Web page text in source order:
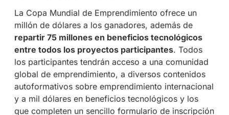
La Copa Mundial de Emprendimiento ofrece un
millón de dólares a los ganadores, además de
repartir 75 millones en beneficios tecnológicos
entre todos los proyectos participantes. Todos
los participantes tendrán acceso a una comunidad
global de emprendimiento, a diversos contenidos
autoformativos sobre emprendimiento internacional
y a mil dólares en beneficios tecnológicos y los
que completen un sencillo formulario de inscripción